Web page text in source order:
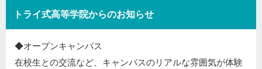
トライ式高等学院からのお知らせ
◆オープンキャンパス​
在校生との交流など、キャンパスのリアルな雰囲気が体験